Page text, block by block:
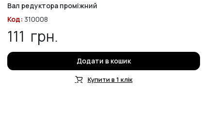
Вал редуктора проміжний
Код: 310008
111 грн.
Додати в кошик
Купити в 1 клік